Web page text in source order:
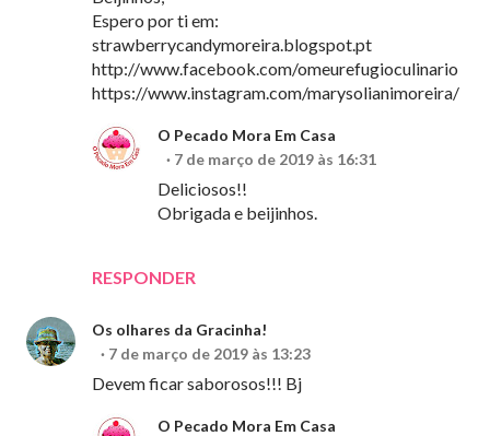
Espero por ti em:
strawberrycandymoreira.blogspot.pt
http://www.facebook.com/omeurefugioculinario
https://www.instagram.com/marysolianimoreira/
RESPONDER
O Pecado Mora Em Casa
7 de março de 2019 às 16:31
Deliciosos!!
Obrigada e beijinhos.
Os olhares da Gracinha!
7 de março de 2019 às 13:23
Devem ficar saborosos!!! Bj
O Pecado Mora Em Casa